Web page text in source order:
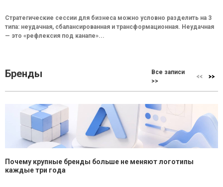
Стратегические сессии для бизнеса можно условно разделить на 3
типа: неудачная, сбалансированная и трансформационная. Неудачная
— это «рефлексия под канапе»...
Бренды
Все записи
>>
Почему крупные бренды больше не меняют логотипы
каждые три года